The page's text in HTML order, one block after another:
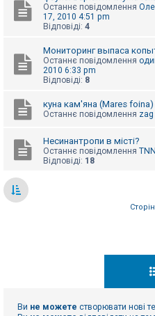
у
о
а
Останнє повідомлення
17, 2010 4:51 pm
Відповіді: 4
Мониторинг выпаса
Останнє повідомлення
2010 6:33 pm
Відповіді: 8
куна кам'яна (Mares
Останнє повідомлення zag
Несинантропи в місті?
Останнє повідомлення TNN
Відповіді: 18
Ви не можете створювати нові